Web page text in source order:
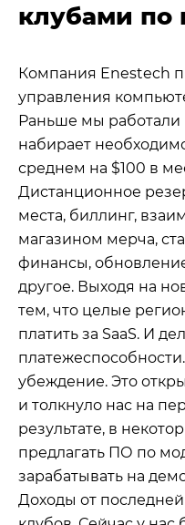
клубами по
Компания Enestech
управления
Раньше мы работали
набирает
среднем на $100 в
Дистанционное
места, биллинг,
магазином мерча,
финансы,
другое. Выходя на
тем, что целые
платить за SaaS. И
убеждение. Это
и толкнуло нас на
результате, в
предлагать ПО по
зарабатывать на
Доходы от